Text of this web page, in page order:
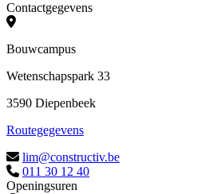
Contactgegevens
Bouwcampus
Wetenschapspark 33
3590 Diepenbeek
Routegegevens
lim@constructiv.be
011 30 12 40
Openingsuren